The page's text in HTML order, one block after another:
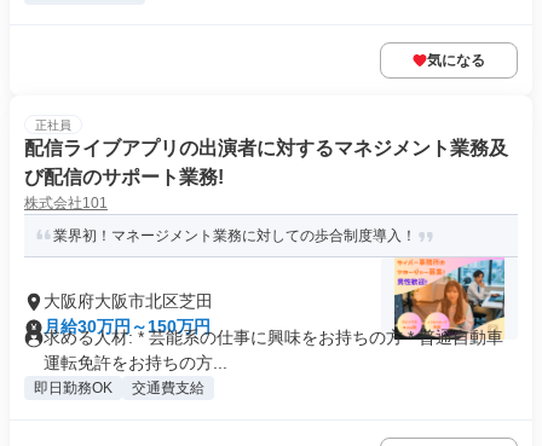
気になる
正社員
配信ライブアプリの出演者に対するマネジメント業務及
び配信のサポート業務!
株式会社101
業界初！マネージメント業務に対しての歩合制度導入！
大阪府大阪市北区芝田
月給30万円～150万円
求める人材: * 芸能系の仕事に興味をお持ちの方 * 普通自動車
運転免許をお持ちの方...
即日勤務OK 交通費支給